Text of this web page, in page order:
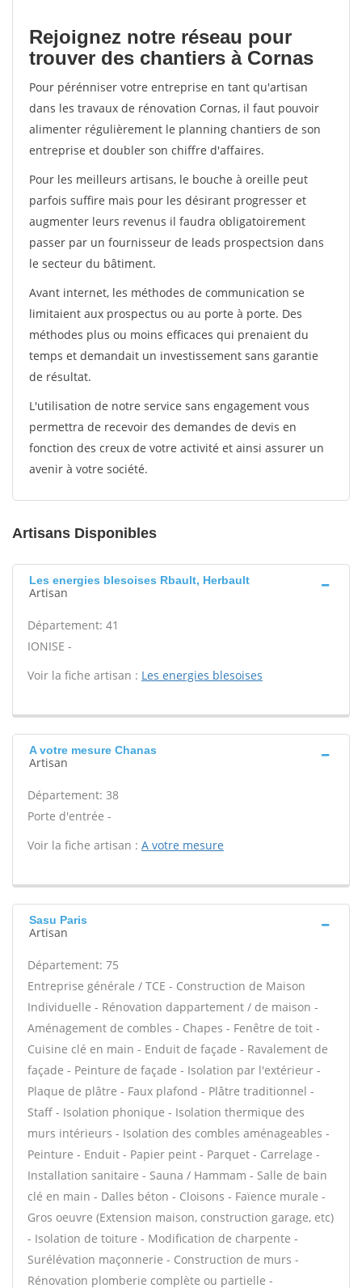
Rejoignez notre réseau pour
trouver des chantiers à Cornas
Pour pérénniser votre entreprise en tant qu'artisan
dans les travaux de rénovation Cornas, il faut pouvoir
alimenter régulièrement le planning chantiers de son
entreprise et doubler son chiffre d'affaires.
Pour les meilleurs artisans, le bouche à oreille peut
parfois suffire mais pour les désirant progresser et
augmenter leurs revenus il faudra obligatoirement
passer par un fournisseur de leads prospectsion dans
le secteur du bâtiment.
Avant internet, les méthodes de communication se
limitaient aux prospectus ou au porte à porte. Des
méthodes plus ou moins efficaces qui prenaient du
temps et demandait un investissement sans garantie
de résultat.
L'utilisation de notre service sans engagement vous
permettra de recevoir des demandes de devis en
fonction des creux de votre activité et ainsi assurer un
avenir à votre société.
Artisans Disponibles
Les energies blesoises Rbault, Herbault
Artisan
Département: 41
IONISE -
Voir la fiche artisan : Les energies blesoises
A votre mesure Chanas
Artisan
Département: 38
Porte d'entrée -
Voir la fiche artisan : A votre mesure
Sasu Paris
Artisan
Département: 75
Entreprise générale / TCE - Construction de Maison
Individuelle - Rénovation dappartement / de maison -
Aménagement de combles - Chapes - Fenêtre de toit -
Cuisine clé en main - Enduit de façade - Ravalement de
façade - Peinture de façade - Isolation par l'extérieur -
Plaque de plâtre - Faux plafond - Plâtre traditionnel -
Staff - Isolation phonique - Isolation thermique des
murs intérieurs - Isolation des combles aménageables -
Peinture - Enduit - Papier peint - Parquet - Carrelage -
Installation sanitaire - Sauna / Hammam - Salle de bain
clé en main - Dalles béton - Cloisons - Faïence murale -
Gros oeuvre (Extension maison, construction garage, etc)
- Isolation de toiture - Modification de charpente -
Surélévation maçonnerie - Construction de murs -
Rénovation plomberie complète ou partielle -